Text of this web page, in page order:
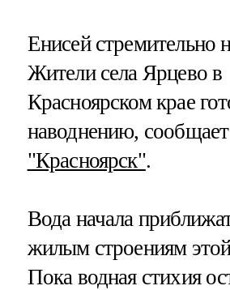
Енисей стремительно
Жители села Ярцево в
Красноярском крае
наводнению,
"Красноярск".
Вода начала
жилым строениям
Пока водная стихия